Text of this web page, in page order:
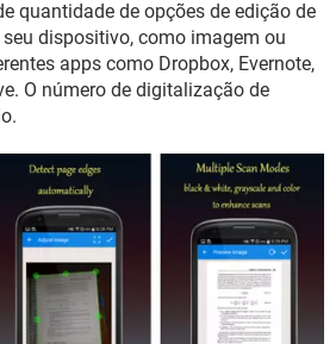
quantidade de opções de edição de
dispositivo, como imagem ou
apps como Dropbox, Evernote,
O número de digitalização de